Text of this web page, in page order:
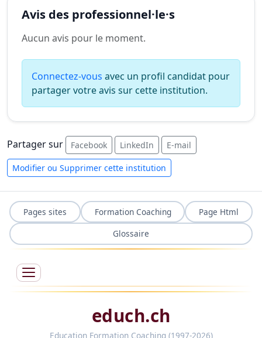
Avis des professionnel·le·s
Aucun avis pour le moment.
Connectez-vous avec un profil candidat pour
partager votre avis sur cette institution.
Partager sur Facebook LinkedIn E-mail
Modifier ou Supprimer cette institution
Pages sites Formation Coaching
Page Html
Glossaire
educh.ch
Education Formation Coaching (1997-2026)